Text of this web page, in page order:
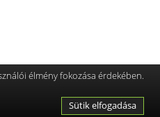
élmény fokozása érdekében.
Sütik elfogadása